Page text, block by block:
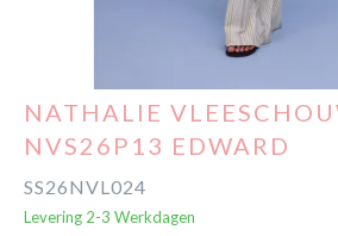
Outlet
NATHALIE
NVS26P13 EDWARD
SS26NVL024
Levering 2-3 Werkdagen